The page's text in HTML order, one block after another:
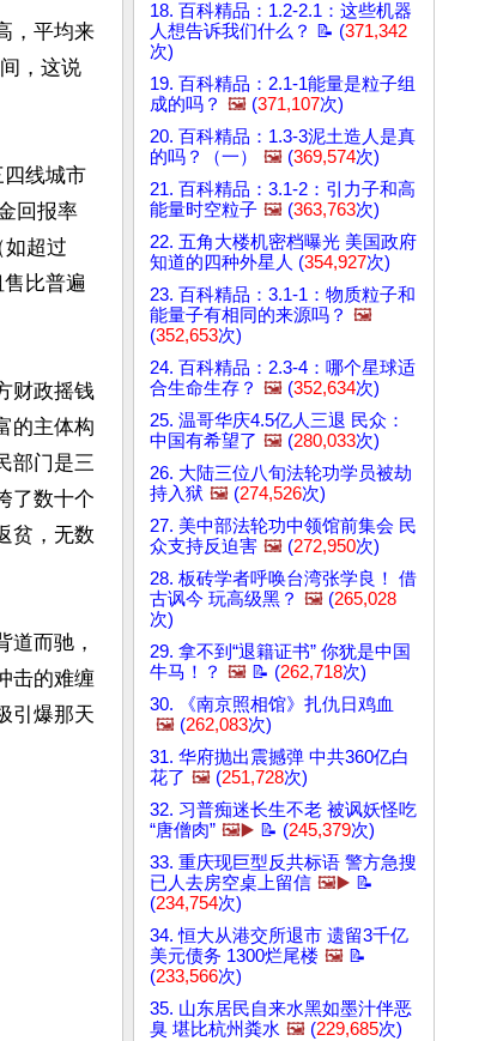
，平均来
，这说
线城市
回报率
如超过
比普遍
财政摇钱
的主体构
部门是三
了数十个
贫，无数
道而驰，
击的难缠
引爆那天
18. 百科精品：1.2-2.1：这些机器
人想告诉我们什么？ 📝 (371,342
次)
19. 百科精品：2.1-1能量是粒子组
成的吗？ 🖼️ (371,107次)
20. 百科精品：1.3-3泥土造人是真
的吗？（一）
🖼️ (369,574次)
21. 百科精品：3.1-2：引力子和高
能量时空粒子 🖼️ (363,763次)
22. 五角大楼机密档曝光 美国政府
知道的四种外星人 (354,927次)
23. 百科精品：3.1-1：物质粒子和
能量子有相同的来源吗？ 🖼️
(352,653次)
24. 百科精品：2.3-4：哪个星球适
合生命生存？ 🖼️ (352,634次)
25. 温哥华庆4.5亿人三退 民众：
中国有希望了 🖼️ (280,033次)
26. 大陆三位八旬法轮功学员被劫
持入狱 🖼️ (274,526次)
27. 美中部法轮功中领馆前集会 民
众支持反迫害 🖼️ (272,950次)
28. 板砖学者呼唤台湾张学良！ 借
古讽今 玩高级黑？ 🖼️ (265,028
次)
29. 拿不到“退籍证书” 你犹是中国
牛马！？ 🖼️ 📝 (262,718次)
30. 《南京照相馆》扎仇日鸡血
🖼️ (262,083次)
31. 华府抛出震撼弹 中共360亿白
花了 🖼️ (251,728次)
32. 习普痴迷长生不老 被讽妖怪吃
“唐僧肉” 🖼️▶️ 📝 (245,379次)
33. 重庆现巨型反共标语 警方急搜
已人去房空桌上留信 🖼️▶️ 📝
(234,754次)
34. 恒大从港交所退市 遗留3千亿
美元债务 1300烂尾楼 🖼️ 📝
(233,566次)
35. 山东居民自来水黑如墨汁伴恶
臭 堪比杭州粪水 🖼️ (229,685次)